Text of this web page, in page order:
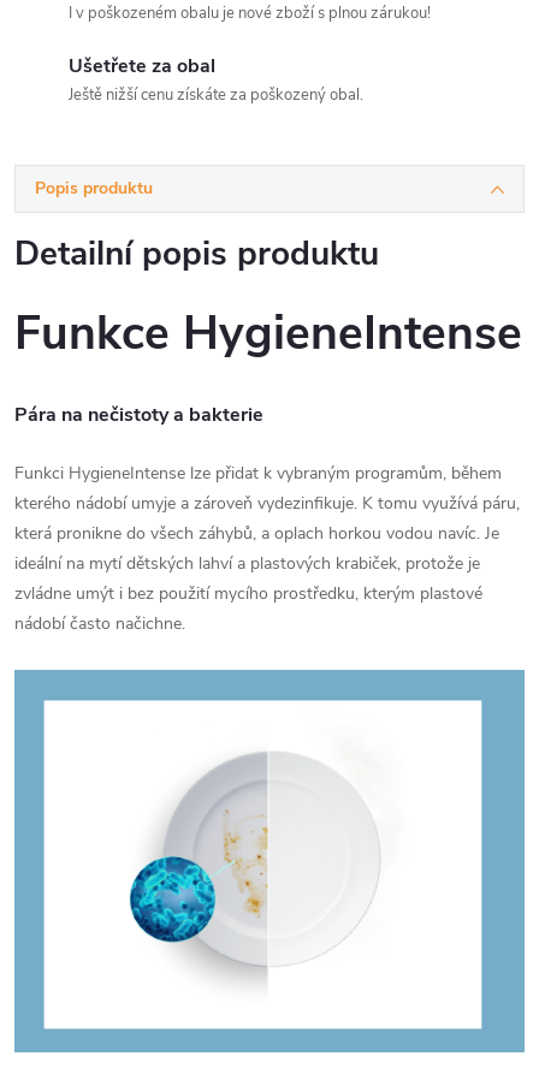
I v poškozeném obalu je nové zboží s plnou zárukou!
Ušetřete za obal
Ještě nižší cenu získáte za poškozený obal.
Popis produktu
Detailní popis produktu
Funkce HygieneIntense
Pára na nečistoty a bakterie
Funkci HygieneIntense lze přidat k vybraným programům, během
kterého nádobí umyje a zároveň vydezinfikuje. K tomu využívá páru,
která pronikne do všech záhybů, a oplach horkou vodou navíc. Je
ideální na mytí dětských lahví a plastových krabiček, protože je
zvládne umýt i bez použití mycího prostředku, kterým plastové
nádobí často načichne.